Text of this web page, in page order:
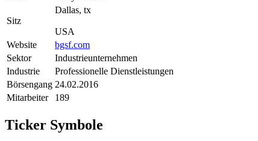
Sitz
Dallas, tx
USA
Website
bgsf.com
Sektor
Industrieunternehmen
Industrie
Professionelle Dienstleistungen
Börsengang 24.02.2016
Mitarbeiter
189
Ticker Symbole